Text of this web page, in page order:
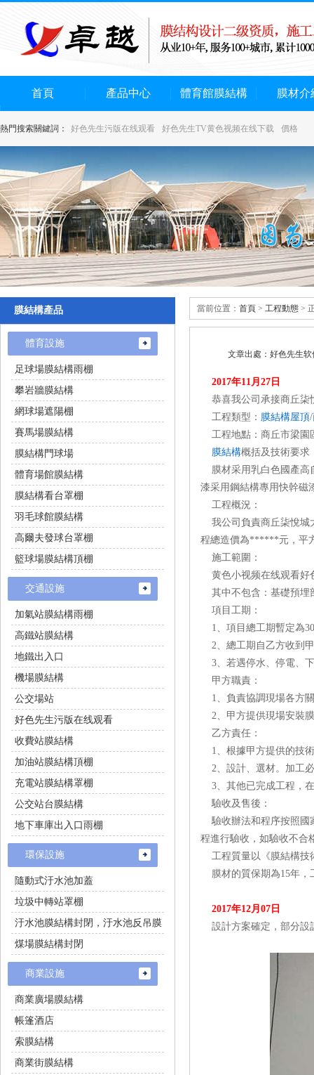
首頁 產品中心 體育館膜結構 膜材介
熱門搜索關鍵詞： 好色先生污版在线观看 好色先生TV黄色视频在线下载 價格
當前位置： 首頁 > 工程動態 >
文章出處：好色先生
2017年11月27日
恭喜我公司承接商丘柒
工程類型： 膜結構屋頂/
工程地點：商丘市梁
膜結構概括及技術要求
膜材采用乳白色國產高
漆采用鋼結構專用快幹磁漆
工程概況：
我公司負責商丘柒悅城大
程總造價為******元，平
施工範圍：
黄色小视频在线观看好色
其中不包含：基礎預埋
項目工期：
1、項目總工期暫定為30
2、總工期自乙方收到
3、若遇停水、停電
甲方職責：
1、負責協調現場各方關係
2、甲方提供現場安裝
乙方責任：
1、根據甲方提供的技術
2、設計、選材。
3、其他已完成工程
驗收及售後：
驗收辦法和程序按照國家
程進行驗收，如驗收不合格
工程質量以《膜結構技術
膜材的質保期為15年，工
2017年12月07日
設計方案確定，部分設
膜結構產品
體育設施
足球場膜結構雨棚
攀岩牆膜結構
網球場遮陽棚
賽馬場膜結構
膜結構門球場
體育場館膜結構
膜結構看台罩棚
羽毛球館膜結構
高爾夫發球台罩棚
籃球場膜結構頂棚
交通設施
加氣站膜結構雨棚
高鐵站膜結構
地鐵出入口
機場膜結構
公交場站
好色先生污版在线观看
收費站膜結構
加油站膜結構頂棚
充電站膜結構罩棚
公交站台膜結構
地下車庫出入口雨棚
環保設施
隨動式汙水池加蓋
垃圾中轉站罩棚
汙水池膜結構封閉，汙水池反吊膜
煤場膜結構封閉
商業設施
商業廣場膜結構
帳篷酒店
索膜結構
商業街膜結構